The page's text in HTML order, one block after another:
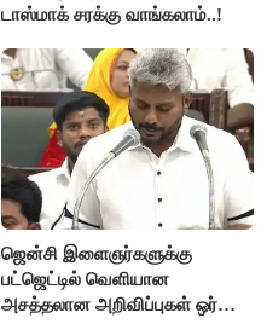
டாஸ்மாக் சரக்கு வாங்கலாம்..!
ஜென்சி இளைஞர்களுக்கு
பட்ஜெட்டில் வெளியான
அசத்தலான அறிவிப்புகள் ஒர்